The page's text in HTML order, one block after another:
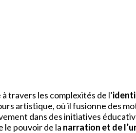
à travers les complexités de l’
artistique, où il fusionne des
dans des initiatives
le pouvoir de la narration et de